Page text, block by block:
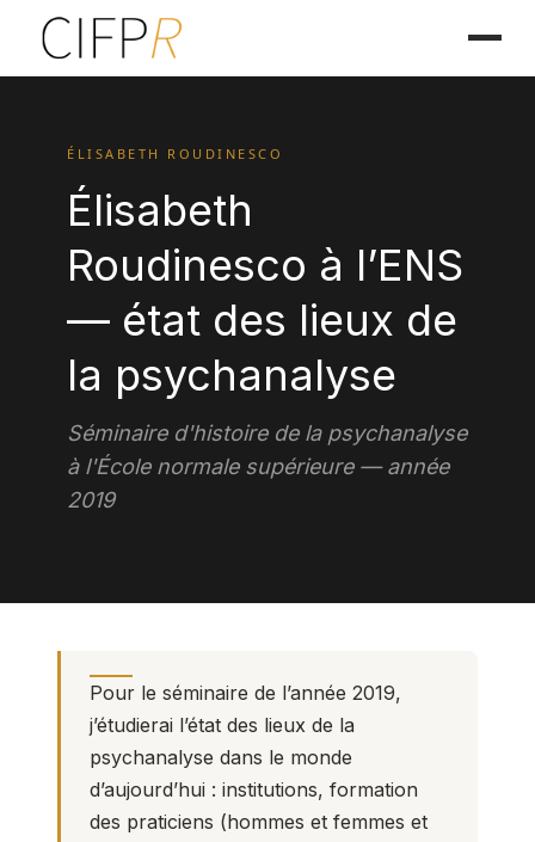
ÉLISABETH ROUDINESCO
Élisabeth
Roudinesco à l’ENS
— état des lieux de
la psychanalyse
Séminaire d'histoire de la psychanalyse
à l'École normale supérieure — année
2019
Pour le séminaire de l’année 2019,
j’étudierai l’état des lieux de la
psychanalyse dans le monde
d’aujourd’hui : institutions, formation
des praticiens (hommes et femmes et